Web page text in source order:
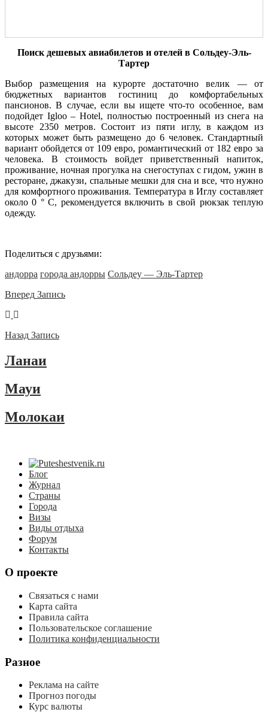
Поиск дешевых авиабилетов и отелей в Сольдеу-Эль-
Тартер
Выбор размещения на курорте достаточно велик — от
бюджетных вариантов гостиниц до комфортабельных
пансионов. В случае, если вы ищете что-то особенное, вам
подойдет Igloo – Hotel, полностью построенный из снега на
высоте 2350 метров. Состоит из пяти иглу, в каждом из
которых может быть размещено до 6 человек. Стандартный
вариант обойдется от 109 евро, романтический от 182 евро за
человека. В стоимость войдет приветственный напиток,
проживание, ночная прогулка на снегоступах с гидом, ужин в
ресторане, джакузи, спальные мешки для сна и все, что нужно
для комфортного проживания. Температура в Иглу составляет
около 0 ° C, рекомендуется включить в свой рюкзак теплую
одежду.
Поделиться с друзьями:
андорра города андорры Сольдеу — Эль-Тартер
Вперед Запись
Назад Запись
Ланаи
Мауи
Молокаи
Блог
Журнал
Страны
Города
Визы
Виды отдыха
Форум
Контакты
О проекте
Связаться с нами
Карта сайта
Правила сайта
Пользовательское соглашение
Политика конфиденциальности
Разное
Реклама на сайте
Прогноз погоды
Курс валюты